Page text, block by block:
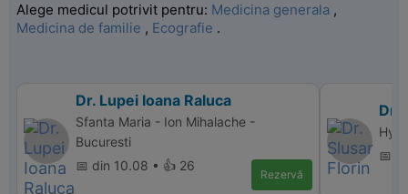
Alege medicul potrivit pentru: Medicina generala ,
Medicina de familie , Ecografie .
Dr. Lupei Ioana Raluca
Sfanta Maria - Ion Mihalache -
Bucuresti
📅 din 10.08 • 👍 26
Rezervă
Dr.
📅